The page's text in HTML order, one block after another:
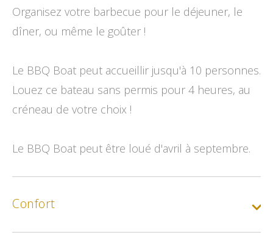
Organisez votre barbecue pour le déjeuner, le
dîner, ou même le goûter !
Le BBQ Boat peut accueillir jusqu'à 10 personnes.
Louez ce bateau sans permis pour 4 heures, au
créneau de votre choix !
Le BBQ Boat peut être loué d'avril à septembre.
Confort